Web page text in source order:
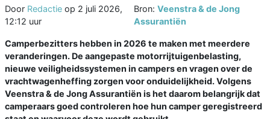
Door Redactie op 2 juli 2026,
12:12 uur
Bron: Veenstra & de Jong
Assurantiën
Camperbezitters hebben in 2026 te maken met meerdere
veranderingen. De aangepaste motorrijtuigenbelasting,
nieuwe veiligheidssystemen in campers en vragen over de
vrachtwagenheffing zorgen voor onduidelijkheid. Volgens
Veenstra & de Jong Assurantiën is het daarom belangrijk dat
camperaars goed controleren hoe hun camper geregistreerd